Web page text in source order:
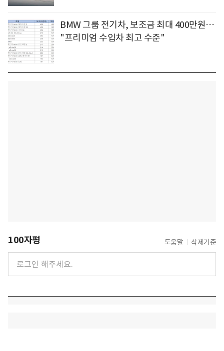
BMW 그룹 전기차, 보조금 최대 400만원…
"프리미엄 수입차 최고 수준"
100자평 도움말 삭제기준